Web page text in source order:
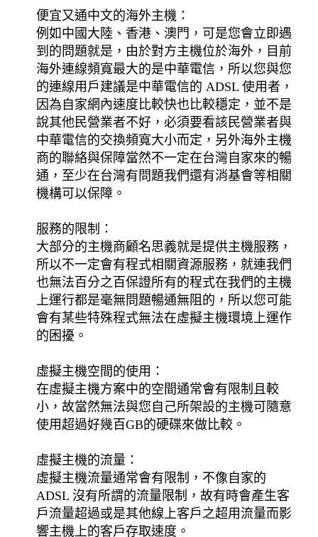
便宜又通中文的海外主機：
例如中國大陸、香港、澳門，可是您會立即遇
到的問題就是，由於對方主機位於海外，目前
海外連線頻寬最大的是中華電信，所以您與您
的連線用戶建議是中華電信的 ADSL 使用者，
因為自家網內速度比較快也比較穩定，並不是
說其他民營業者不好，必須要看該民營業者與
中華電信的交換頻寬大小而定，另外海外主機
商的聯絡與保障當然不一定在台灣自家來的暢
通，至少在台灣有問題我們還有消基會等相關
機構可以保障。
服務的限制：
大部分的主機商顧名思義就是提供主機服務，
所以不一定會有程式相關資源服務，就連我們
也無法百分之百保證所有的程式在我們的主機
上運行都是毫無問題暢通無阻的，所以您可能
會有某些特殊程式無法在虛擬主機環境上運作
的困擾。
虛擬主機空間的使用：
在虛擬主機方案中的空間通常會有限制且較
小，故當然無法與您自己所架設的主機可隨意
使用超過好幾百GB的硬碟來做比較。
虛擬主機的流量：
虛擬主機流量通常會有限制，不像自家的
ADSL 沒有所謂的流量限制，故有時會產生客
戶流量超過或是其他線上客戶之超用流量而影
響主機上的客戶存取速度。